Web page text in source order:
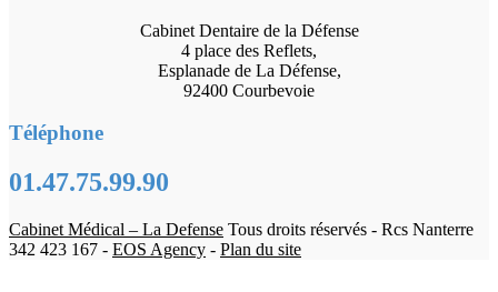
Cabinet Dentaire de la Défense
4 place des Reflets,
Esplanade de La Défense,
92400 Courbevoie
Téléphone
01.47.75.99.90
Cabinet Médical – La Defense Tous droits réservés - Rcs Nanterre
342 423 167 - EOS Agency - Plan du site